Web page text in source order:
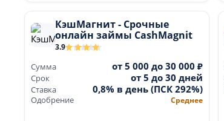
КэшМагнит - Срочные
онлайн займы CashMagnit
3.9
Сумма от 5 000 до 30 000 ₽
Срок от 5 до 30 дней
Ставка 0,8% в день (ПСК 292%)
Одобрение Среднее